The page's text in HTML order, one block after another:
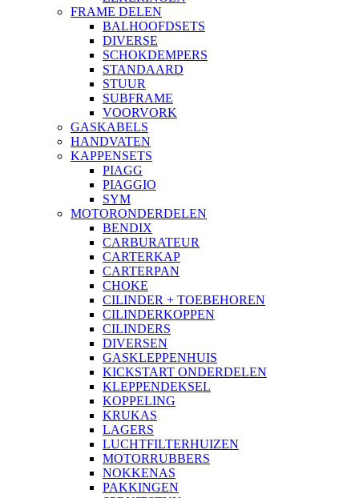
FRAME DELEN
BALHOOFDSETS
DIVERSE
SCHOKDEMPERS
STANDAARD
STUUR
SUBFRAME
VOORVORK
GASKABELS
HANDVATEN
KAPPENSETS
PIAGG
PIAGGIO
SYM
MOTORONDERDELEN
BENDIX
CARBURATEUR
CARTERKAP
CARTERPAN
CHOKE
CILINDER + TOEBEHOREN
CILINDERKOPPEN
CILINDERS
DIVERSEN
GASKLEPPENHUIS
KICKSTART ONDERDELEN
KLEPPENDEKSEL
KOPPELING
KRUKAS
LAGERS
LUCHTFILTERHUIZEN
MOTORRUBBERS
NOKKENAS
PAKKINGEN